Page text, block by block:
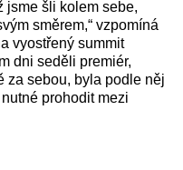
jsme šli kolem sebe,
směrem,“ vzpomíná
vyostřený summit
dni seděli premiér,
za sebou, byla podle něj
prohodit mezi